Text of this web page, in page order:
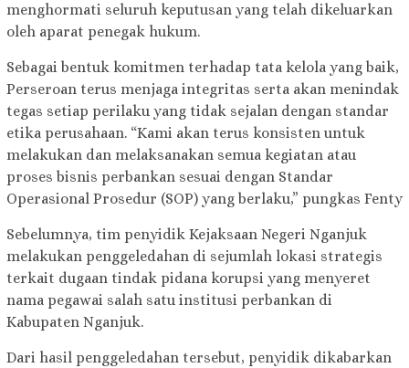
menghormati seluruh keputusan yang telah dikeluarkan
oleh aparat penegak hukum.
Sebagai bentuk komitmen terhadap tata kelola yang baik,
Perseroan terus menjaga integritas serta akan menindak
tegas setiap perilaku yang tidak sejalan dengan standar
etika perusahaan. “Kami akan terus konsisten untuk
melakukan dan melaksanakan semua kegiatan atau
proses bisnis perbankan sesuai dengan Standar
Operasional Prosedur (SOP) yang berlaku,” pungkas Fenty
Sebelumnya, tim penyidik Kejaksaan Negeri Nganjuk
melakukan penggeledahan di sejumlah lokasi strategis
terkait dugaan tindak pidana korupsi yang menyeret
nama pegawai salah satu institusi perbankan di
Kabupaten Nganjuk.
Dari hasil penggeledahan tersebut, penyidik dikabarkan